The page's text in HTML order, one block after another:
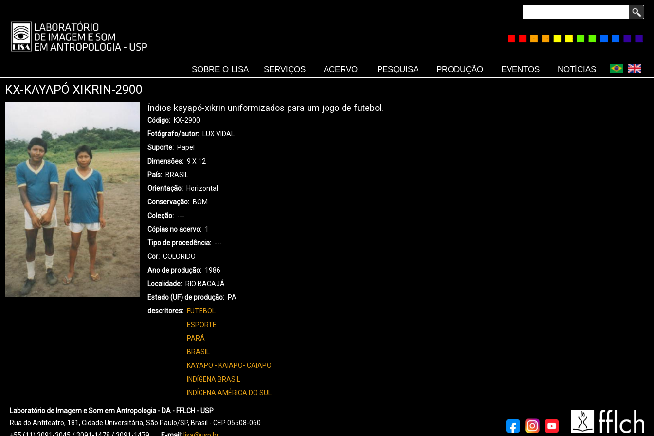
para
conteúdo
LISA
MENU
SOBRE O LISA SERVIÇOS ACERVO PESQUISA PRODUÇÃO EVENTOS NOTÍCIAS
KX-KAYAPÓ XIKRIN-2900
Índios kayapó-xikrin uniformizados para um jogo de futebol.
Código
KX-2900
Fotógrafo/autor
LUX VIDAL
Suporte
Papel
Dimensões
9 X 12
País
BRASIL
Orientação
Horizontal
Conservação
BOM
Coleção
---
Cópias no acervo
1
Tipo de procedência
---
Cor
COLORIDO
Ano de produção
1986
Localidade
RIO BACAJÁ
Estado (UF) de produção
PA
descritores
FUTEBOL
ESPORTE
PARÁ
BRASIL
KAYAPO - KAIAPO- CAIAPO
INDÍGENA BRASIL
INDÍGENA AMÉRICA DO SUL
Laboratório de Imagem e Som em Antropologia - DA - FFLCH - USP
Rua do Anfiteatro, 181, Cidade Universitária, São Paulo/SP, Brasil - CEP 05508-060